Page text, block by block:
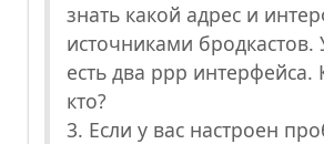
знать какой адрес и
источниками бродкастов.
есть два ppp интерфейса.
кто?
3. Если у вас настроен